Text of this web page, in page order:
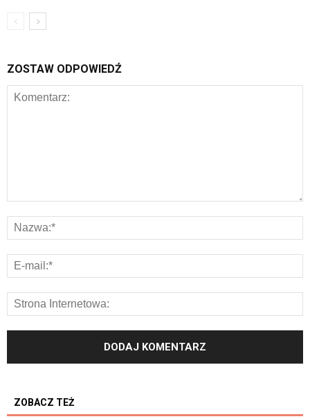
ZOSTAW ODPOWIEDŹ
ZOBACZ TEŻ